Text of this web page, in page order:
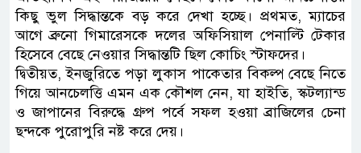
কিছু ভুল সিদ্ধান্তকে বড় করে দেখা হচ্ছে। প্রথমত, ম্যাচের
আগে ব্রুনো গিমারেসকে দলের অফিসিয়াল পেনাল্টি টেকার
হিসেবে বেছে নেওয়ার সিদ্ধান্তটি ছিল কোচিং স্টাফদের।
দ্বিতীয়ত, ইনজুরিতে পড়া লুকাস পাকেতার বিকল্প বেছে নিতে
গিয়ে আনচেলত্তি এমন এক কৌশল নেন, যা হাইতি, স্কটল্যান্ড
ও জাপানের বিরুদ্ধে গ্রুপ পর্বে সফল হওয়া ব্রাজিলের চেনা
ছন্দকে পুরোপুরি নষ্ট করে দেয়।